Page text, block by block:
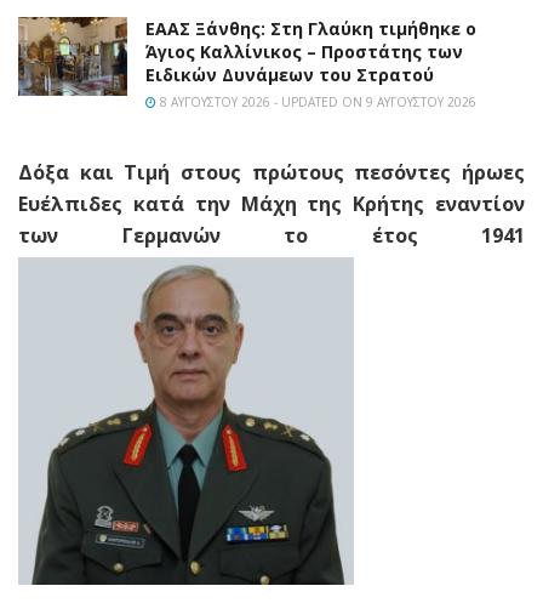
EAAΣ Ξάνθης: Στη Γλαύκη τιμήθηκε ο
Άγιος Καλλίνικος – Προστάτης των
Ειδικών Δυνάμεων του Στρατού
8 ΑΥΓΟΎΣΤΟΥ 2026 - UPDATED ON 9 ΑΥΓΟΎΣΤΟΥ 2026
Δόξα και Τιμή στους πρώτους πεσόντες ήρωες
Ευέλπιδες κατά την Μάχη της Κρήτης εναντίον
των Γερμανών το έτος 1941